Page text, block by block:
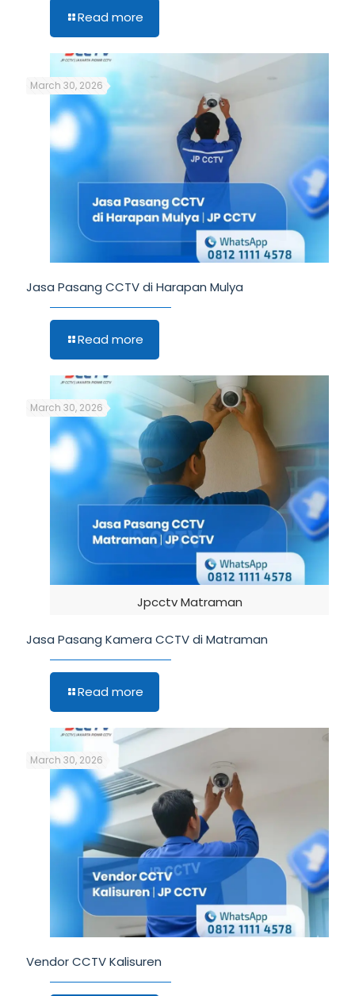
Read more
March 30, 2026
Jasa Pasang CCTV di Harapan Mulya
Read more
Jpcctv Matraman
March 30, 2026
Jasa Pasang Kamera CCTV di Matraman
Read more
March 30, 2026
Vendor CCTV Kalisuren